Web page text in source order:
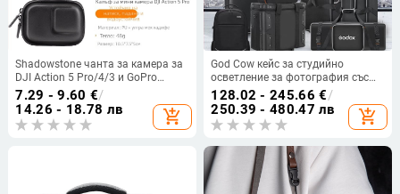
Shadowstone чанта за камера за
DJI Action 5 Pro/4/3 и GoPro
13/12 — PU материал,
водоустойчива,
износоустойчива, едноцветна,
клъч чанта
7.29 - 9.60 €/
14.26 - 18.78 лв
add_shopping_cart
God Cow кейс за студийно
осветление за фотография със
колела, тегло 2 кг, пуснат през
2020 г.
128.02 - 245.66 €/
250.39 - 480.47 лв
add_shopping_cart